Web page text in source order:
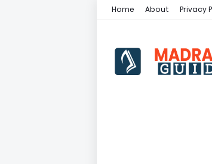
Home About Privacy